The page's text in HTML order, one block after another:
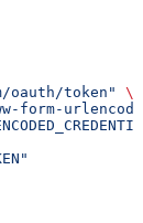
oauth/token"
\
form-